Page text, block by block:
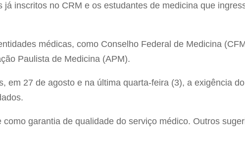
já inscritos no CRM e os estudantes de medicina que
médicas, como Conselho Federal de Medicina
Paulista de Medicina (APM).
em 27 de agosto e na última quarta-feira (3), a exigência
garantia de qualidade do serviço médico. Outros